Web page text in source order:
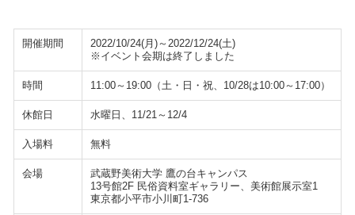
開催期間
2022/10/24(月)～2022/12/24(土)
※イベント会期は終了しました
時間 11:00～19:00（土・日・祝、10/28は10:00～17:00）
休館日 水曜日、11/21～12/4
入場料 無料
会場
武蔵野美術大学 鷹の台キャンパス
13号館2F 民俗資料室ギャラリー、美術館展示室1
東京都小平市小川町1-736